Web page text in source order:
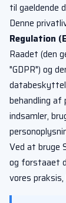
til gaeldende
Denne
Regulation
Raadet (den
"GDPR") og
behandling af
indsamler,
Ved at bruge
og forstaaet
vores